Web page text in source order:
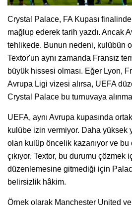
Crystal Palace, FA Kupası
mağlup ederek tarih yazdı. Ancak
tehlikede. Bunun nedeni, kulübün
Textor'un aynı zamanda Fransız
büyük hissesi olması. Eğer Lyon,
Avrupa Ligi vizesi alırsa, UEFA
Crystal Palace bu turnuvaya
UEFA, aynı Avrupa kupasında
kulübe izin vermiyor. Daha yüksek
olan kulüp öncelik kazanıyor ve
çıkıyor. Textor, bu durumu çözmek
düzenlemesine gitmediği için
belirsizlik hâkim.
Örnek olarak Manchester United